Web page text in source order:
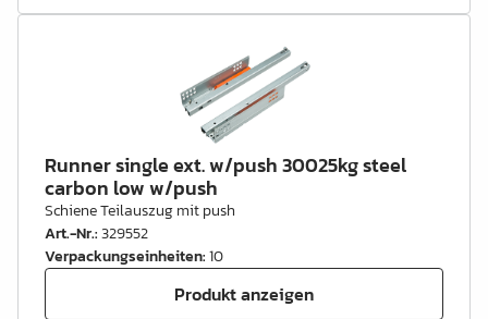
Runner single ext. w/push 30025kg steel
carbon low w/push
Schiene Teilauszug mit push
Art.-Nr.:329552
Verpackungseinheiten:10
Produkt anzeigen